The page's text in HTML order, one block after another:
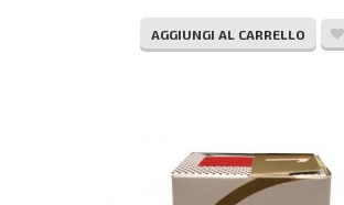
AGGIUNGI AL CARRELLO